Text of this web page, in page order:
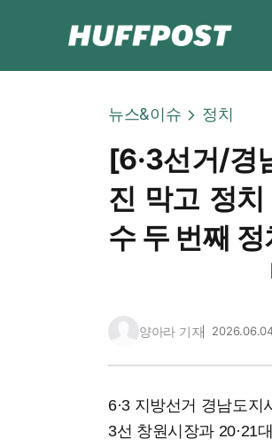
뉴스&이슈 정치
[6·3선거/경
진 막고 정
수 두 번째
양아라 기자
6·3 지방선거 경남도
3선 창원시장과 20·21